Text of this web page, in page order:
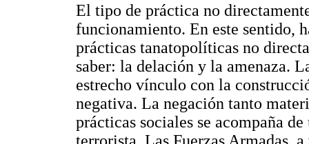
El tipo de práctica no
funcionamiento. En este sentido,
prácticas tanatopolíticas no
saber: la delación y la amenaza.
estrecho vínculo con la
negativa. La negación tanto
prácticas sociales se acompaña
terrorista. Las Fuerzas Armadas,